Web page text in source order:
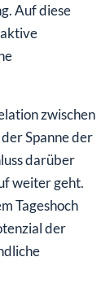
Auf diese
zwischen
Spanne der
darüber
weiter geht.
Tageshoch
der